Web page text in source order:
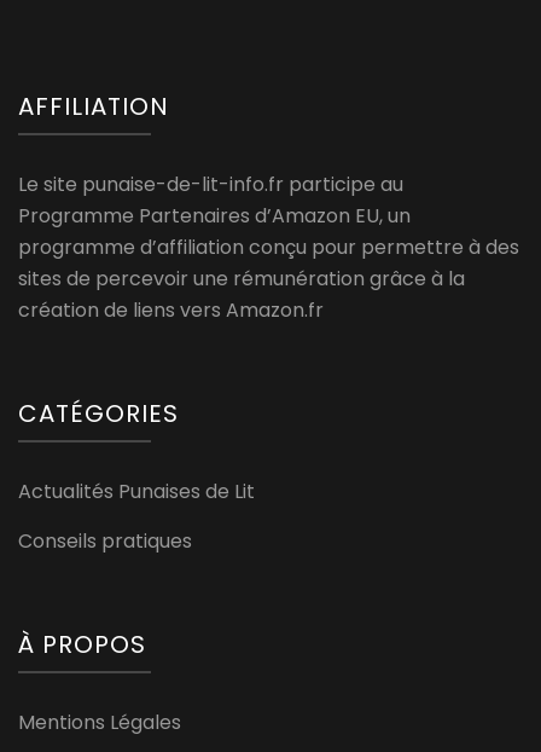
AFFILIATION
Le site punaise-de-lit-info.fr participe au
Programme Partenaires d’Amazon EU, un
programme d’affiliation conçu pour permettre à des
sites de percevoir une rémunération grâce à la
création de liens vers Amazon.fr
CATÉGORIES
Actualités Punaises de Lit
Conseils pratiques
À PROPOS
Mentions Légales